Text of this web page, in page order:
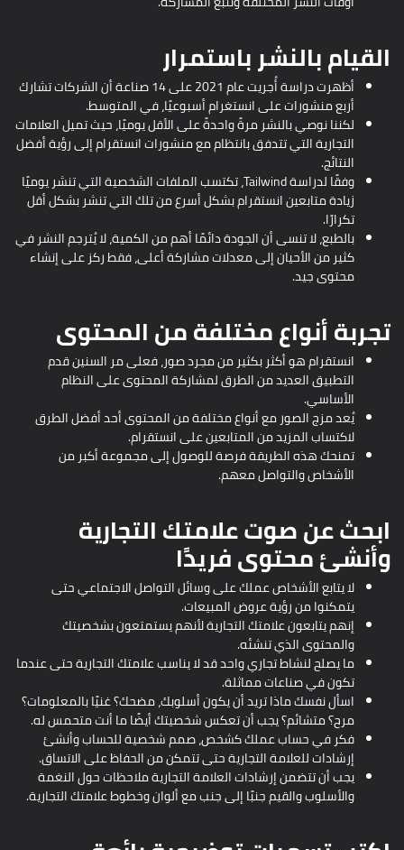
القيام بالنشر باستمرار
أظهرت دراسة أُجريت عام 2021 على 14 صناعة أن الشركات تشارك
أربع منشورات على انستغرام أسبوعيًا، في المتوسط.
لكننا نوصي بالنشر مرةً واحدةً على الأقل يوميًا، حيث تميل العلامات
التجارية التي تتدفق بانتظام مع منشورات انستقرام إلى رؤية أفضل
النتائج.
وفقًا لدراسة Tailwind، تكتسب الملفات الشخصية التي تنشر يوميًا
زيادة متابعين انستقرام بشكل أسرع من تلك التي تنشر بشكل أقل
تكرارًا.
بالطبع، لا تنسى أن الجودة دائمًا أهم من الكمية، لا يُترجم النشر في
كثير من الأحيان إلى معدلات مشاركة أعلى، فقط ركز على إنشاء
محتوى جيد.
تجربة أنواع مختلفة من المحتوى
انستقرام هو أكثر بكثير من مجرد صور، فعلى مر السنين قدم
التطبيق العديد من الطرق لمشاركة المحتوى على النظام
الأساسي.
يُعد مزج الصور مع أنواع مختلفة من المحتوى أحد أفضل الطرق
لاكتساب المزيد من المتابعين على انستقرام.
تمنحك هذه الطريقة فرصة للوصول إلى مجموعة أكبر من
الأشخاص والتواصل معهم.
ابحث عن صوت علامتك التجارية
وأنشئ محتوى فريدًا
لا يتابع الأشخاص عملك على وسائل التواصل الاجتماعي حتى
يتمكنوا من رؤية عروض المبيعات.
إنهم يتابعون علامتك التجارية لأنهم يستمتعون بشخصيتك
والمحتوى الذي تنشئه.
ما يصلح لنشاط تجاري واحد قد لا يناسب علامتك التجارية حتى عندما
تكون في صناعات مماثلة.
اسأل نفسك ماذا تريد أن يكون أسلوبك، مضحك؟ غنيًا بالمعلومات؟
مرح؟ متشائم؟ يجب أن تعكس شخصيتك أيضًا ما أنت متحمس له.
فكر في حساب عملك كشخص، صمم شخصية للحساب وأنشئ
إرشادات للعلامة التجارية حتى تتمكن من الحفاظ على الاتساق.
يجب أن تتضمن إرشادات العلامة التجارية ملاحظات حول النغمة
والأسلوب والقيم جنبًا إلى جنب مع ألوان وخطوط علامتك التجارية.